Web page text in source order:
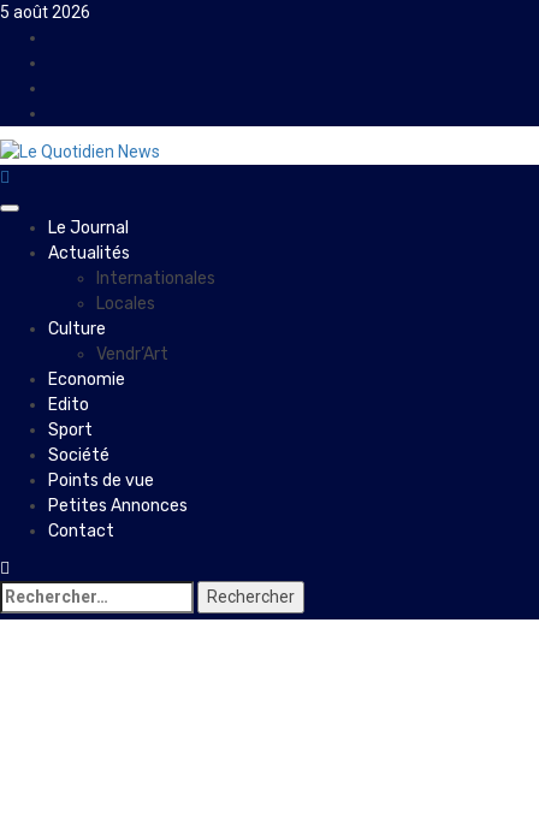
Skip
content
5 août 2026
PrimaryLe Journal
Actualités
Internationales
Locales
Culture
Vendr’Art
Economie
Edito
Sport
Société
Points de vue
Petites Annonces
Contact
Rechercher :